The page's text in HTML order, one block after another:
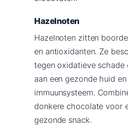
Hazelnoten
Hazelnoten zitten
en antioxidanten. Ze
tegen oxidatieve schade
aan een gezonde huid en
immuunsysteem.
donkere chocolate voor
gezonde snack.